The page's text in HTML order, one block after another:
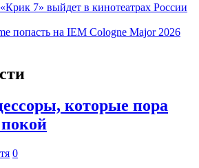
7» выйдет в кинотеатрах России
попасть на IEM Cologne Major 2026
которые пора
0